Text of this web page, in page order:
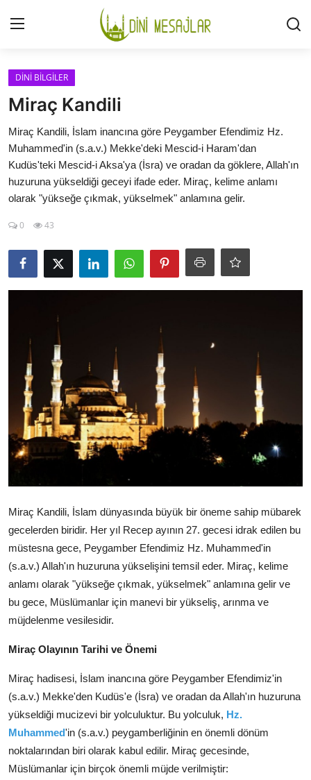
Giriş
İLETİŞİM
GÜNDEM
HAKKIMIZDA
DESTEKLİYORUM
SURELER
NAMAZ
KİMDİR?
DİNİ MESAJLAR
KISSADAN HİSSE
DİNİ BİLGİLER
DİNİ BİLGİLER
Miraç Kandili
Miraç Kandili, İslam inancına göre Peygamber Efendimiz Hz.
Muhammed'in (s.a.v.) Mekke'deki Mescid-i Haram'dan
Kudüs'teki Mescid-i Aksa'ya (İsra) ve oradan da göklere, Allah'ın
huzuruna yükseldiği geceyi ifade eder. Miraç, kelime anlamı
olarak "yükseğe çıkmak, yükselmek" anlamına gelir.
0 43
Miraç Kandili, İslam dünyasında büyük bir öneme sahip mübarek
gecelerden biridir. Her yıl Recep ayının 27. gecesi idrak edilen bu
müstesna gece, Peygamber Efendimiz Hz. Muhammed'in
(s.a.v.) Allah'ın huzuruna yükselişini temsil eder. Miraç, kelime
anlamı olarak "yükseğe çıkmak, yükselmek" anlamına gelir ve
bu gece, Müslümanlar için manevi bir yükseliş, arınma ve
müjdelenme vesilesidir.
Miraç Olayının Tarihi ve Önemi
Miraç hadisesi, İslam inancına göre Peygamber Efendimiz'in
(s.a.v.) Mekke'den Kudüs'e (İsra) ve oradan da Allah'ın huzuruna
yükseldiği mucizevi bir yolculuktur. Bu yolculuk, Hz.
Muhammed'in (s.a.v.) peygamberliğinin en önemli dönüm
noktalarından biri olarak kabul edilir. Miraç gecesinde,
Müslümanlar için birçok önemli müjde verilmiştir: